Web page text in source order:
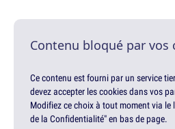
Contenu bloqué par vos
Ce contenu est fourni par un service
devez accepter les cookies dans vos
Modifiez ce choix à tout moment via le
de la Confidentialité" en bas de page.